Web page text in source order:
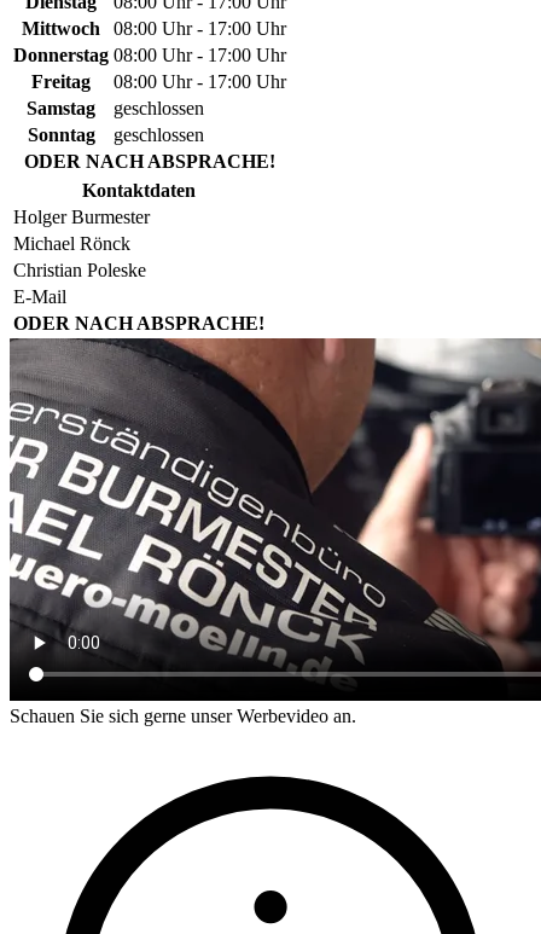
Mittwoch
08:00 Uhr - 17:00 Uhr
Donnerstag 08:00 Uhr - 17:00 Uhr
Freitag
08:00 Uhr - 17:00 Uhr
Samstag
geschlossen
Sonntag
geschlossen
ODER NACH ABSPRACHE!
Kontaktdaten
Holger Burmester
Michael Rönck
Christian Poleske
E-Mail
ODER NACH ABSPRACHE!
Schauen Sie sich gerne unser Werbevideo an.